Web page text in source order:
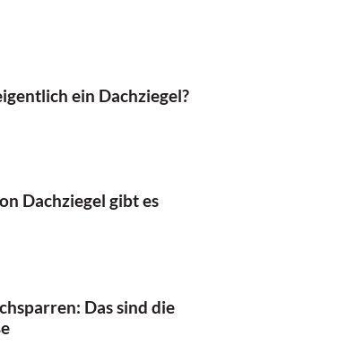
ein Dachziegel?
Dachziegel gibt es
Das sind die